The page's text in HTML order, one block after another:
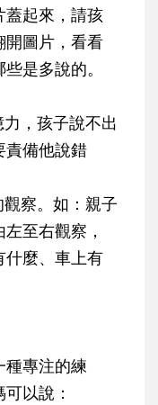
蓋起來，請孩
開圖片，看看
是多說的。
，孩子說不出
責備他說錯
察。如：親子
至右觀察，
什麼、車上有
種專注的練
以說：